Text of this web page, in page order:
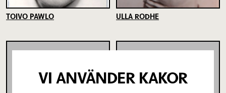
TOIVO PAWLO ULLA RODHE
VI ANVÄNDER KAKOR